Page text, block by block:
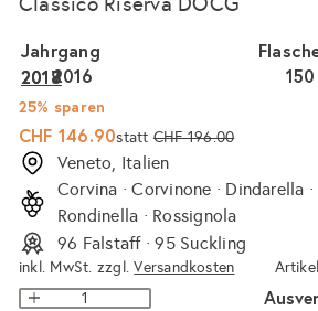
Jahrgang
2016Variante ausverkauft oder
2018
2017
25% sparen
Sonderpreis
CHF 146.90
Normaler
Preis
stattCHF 196.00
Veneto, Italien
Corvina · Corvinone · Dindarella
Rondinella · Rossignola
96 Falstaff · 95 Suckling
inkl. MwSt. zzgl.Versandkosten